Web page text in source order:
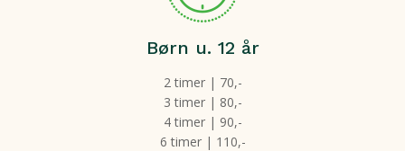
Børn u. 12 år
2 timer | 70,-
3 timer | 80,-
4 timer | 90,-
6 timer | 110,-